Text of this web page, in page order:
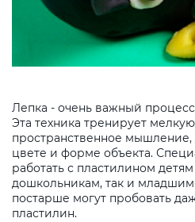
Лепка - очень важный процесс
Эта техника тренирует
пространственное мышление,
цвете и форме объекта.
работать с пластилином
дошкольникам, так и
постарше могут пробовать
пластилин.